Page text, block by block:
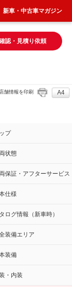
認・見積り依頼
舗情報を印刷 A4
プ
状態
保証・アフターサービス
仕様
ログ情報（新車時）
装備エリア
装備
・内装
新車・中古車マガジン